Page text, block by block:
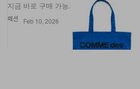
패션
지금 바로 구매 가능.
Feb 10, 2026